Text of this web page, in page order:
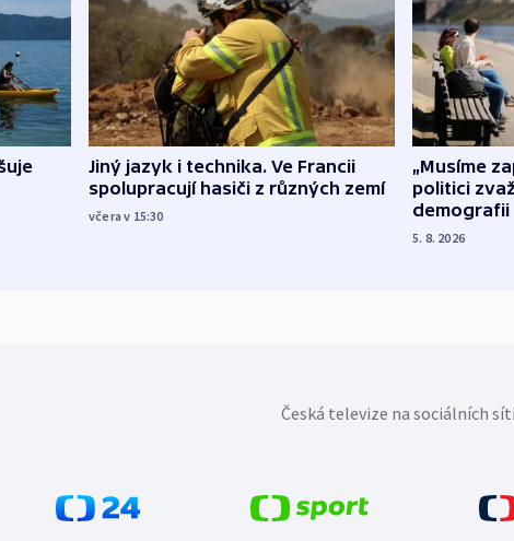
Jiný jazyk i technika. Ve Francii
spolupracují hasiči z různých zemí
včera v 15:30
„Musíme
politici
demografii
5. 8. 2026
Česká televize na sociálních